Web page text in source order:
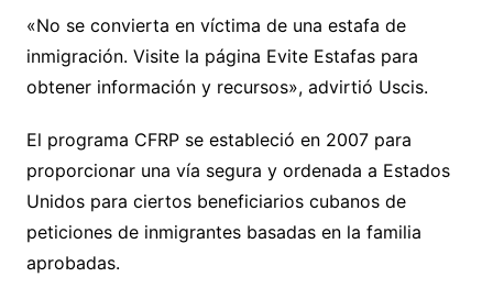
«No se convierta en víctima de una estafa de
inmigración. Visite la página Evite Estafas para
obtener información y recursos», advirtió Uscis.
El programa CFRP se estableció en 2007 para
proporcionar una vía segura y ordenada a Estados
Unidos para ciertos beneficiarios cubanos de
peticiones de inmigrantes basadas en la familia
aprobadas.